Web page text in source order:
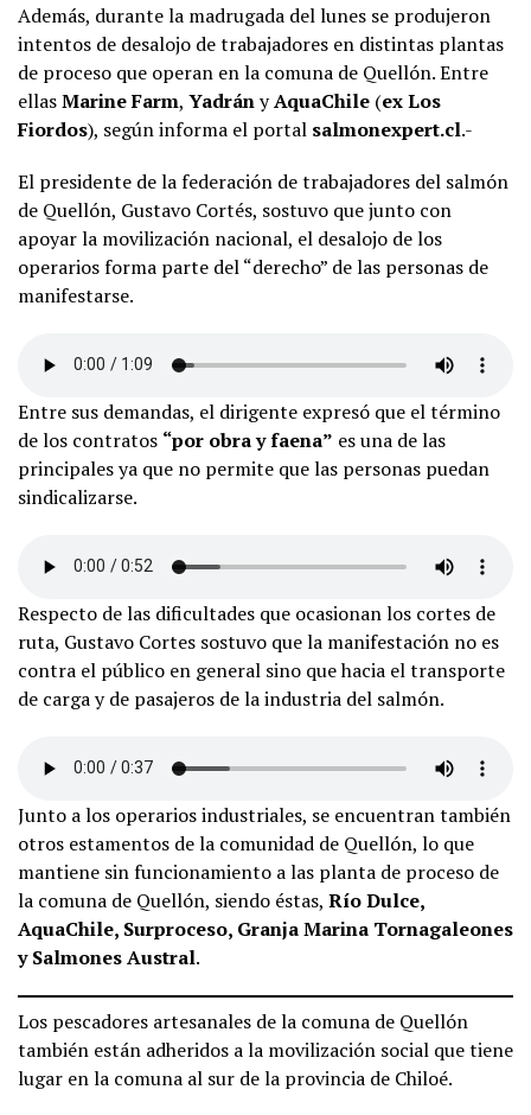
Además, durante la madrugada del lunes se produjeron
intentos de desalojo de trabajadores en distintas plantas
de proceso que operan en la comuna de Quellón. Entre
ellasMarine Farm, YadrányAquaChile (ex Los
Fiordos), según informa el portal salmonexpert.cl.-
El presidente de la federación de trabajadores del salmón
de Quellón, Gustavo Cortés, sostuvo que junto con
apoyar la movilización nacional, el desalojo de los
operarios forma parte del “derecho” de las personas de
manifestarse.
Entre sus demandas, el dirigente expresó que el término
de los contratos “por obra y faena” es una de las
principales ya que no permite que las personas puedan
sindicalizarse.
Respecto de las dificultades que ocasionan los cortes de
ruta, Gustavo Cortes sostuvo que la manifestación no es
contra el público en general sino que hacia el transporte
de carga y de pasajeros de la industria del salmón.
Junto a los operarios industriales, se encuentran también
otros estamentos de la comunidad de Quellón, lo que
mantiene sin funcionamiento a las planta de proceso de
la comuna de Quellón, siendo éstas, Río Dulce,
AquaChile, Surproceso, Granja Marina Tornagaleones
y Salmones Austral.
Los pescadores artesanales de la comuna de Quellón
también están adheridos a la movilización social que tiene
lugar en la comuna al sur de la provincia de Chiloé.